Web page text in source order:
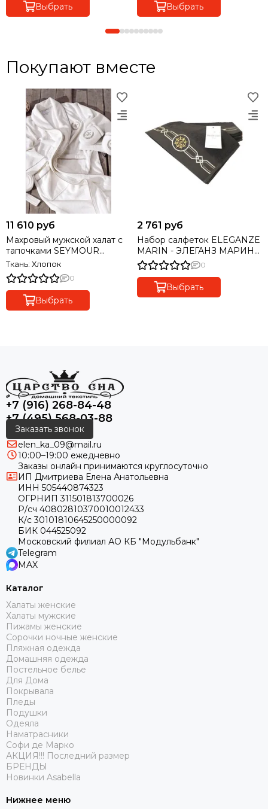
Выбрать Выбрать
Покупают вместе
11 610 руб
Махровый мужской халат с
тапочками SEYMOUR
СЕЙМУР Maison Dor Турция
Ткань: Хлопок
0
Выбрать
2 761 руб
Набор салфеток ELEGANZE
MARIN - ЭЛЕГАНЗ МАРИН
30х50 Maison Dor Турция
0
Выбрать
+7 (916) 268-84-48
+7 (495) 568-03-88
Заказать звонок
elen_ka_09@mail.ru
10:00–19:00 ежедневно
Заказы онлайн принимаются круглосуточно
ИП Дмитриева Елена Анатольевна
ИНН 505440874323
ОГРНИП 311501813700026
Р/сч 40802810370010012433
К/с 30101810645250000092
БИК 044525092
Московский филиал АО КБ "Модульбанк"
Telegram
MAX
Каталог
Халаты женские
Халаты мужские
Пижамы женские
Сорочки ночные женские
Пляжная одежда
Домашняя одежда
Постельное белье
Для Дома
Покрывала
Пледы
Подушки
Одеяла
Наматрасники
Софи де Марко
АКЦИЯ!!! Последний размер
БРЕНДЫ
Новинки Asabella
Нижнее меню